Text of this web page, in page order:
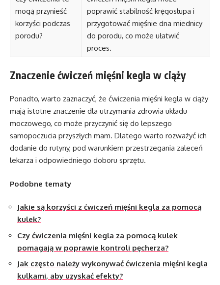
mogą przynieść
korzyści podczas
porodu?
poprawić stabilność kręgosłupa i
przygotować mięśnie dna miednicy
do porodu, co może ułatwić
proces.
Znaczenie ćwiczeń mięśni kegla w ciąży
Ponadto, warto zaznaczyć, że ćwiczenia mięśni kegla w ciąży
mają istotne znaczenie dla utrzymania zdrowia układu
moczowego, co może przyczynić się do lepszego
samopoczucia przyszłych mam. Dlatego warto rozważyć ich
dodanie do rutyny, pod warunkiem przestrzegania zaleceń
lekarza i odpowiedniego doboru sprzętu.
Podobne tematy
Jakie są korzyści z ćwiczeń mięśni kegla za pomocą
kulek?
Czy ćwiczenia mięśni kegla za pomocą kulek
pomagają w poprawie kontroli pęcherza?
Jak często należy wykonywać ćwiczenia mięśni kegla
kulkami, aby uzyskać efekty?